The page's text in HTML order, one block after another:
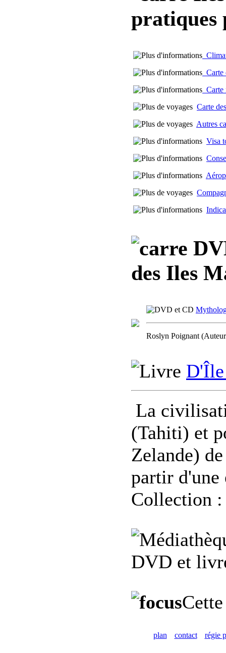
pratiques
Carte
Carte
Carte
Autres
Visa
des Iles
Roslyn Poignant
La
(Tahiti) et
Zelande)
partir d'une
Collection
DVD et
plan contact régie